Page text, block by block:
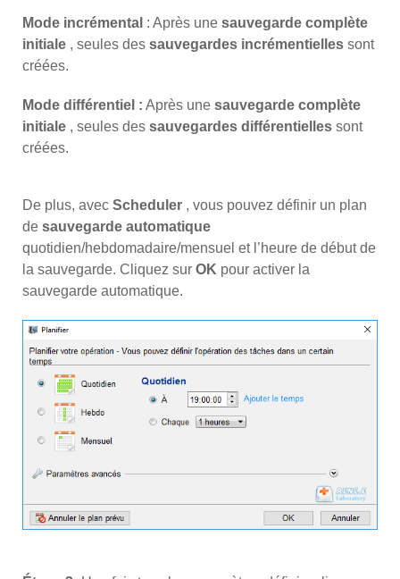
Mode incrémental : Après une sauvegarde complète
initiale , seules des sauvegardes incrémentielles sont
créées.
Mode différentiel : Après une sauvegarde complète
initiale , seules des sauvegardes différentielles sont
créées.
De plus, avec Scheduler , vous pouvez définir un plan
de sauvegarde automatique
quotidien/hebdomadaire/mensuel et l’heure de début de
la sauvegarde. Cliquez sur OK pour activer la
sauvegarde automatique.